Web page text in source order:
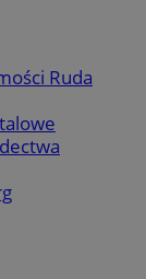
Ruda